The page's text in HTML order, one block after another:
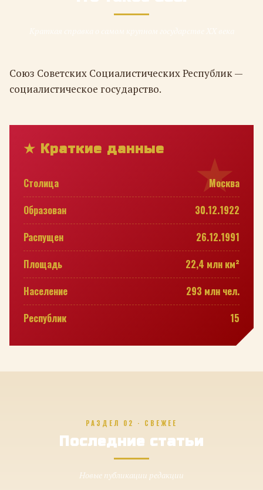
Союз Советских Социалистических Республик —
социалистическое государство.
★ Краткие данные
Столица
Москва
Образован
30.12.1922
Распущен
26.12.1991
Площадь
22,4 млн км²
Население
293 млн чел.
Республик
15
РАЗДЕЛ 02 · СВЕЖЕЕ
Последние статьи
Новые публикации редакции